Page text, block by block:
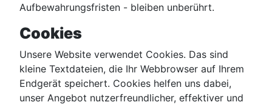
Aufbewahrungsfristen - bleiben unberührt.
Cookies
Unsere Website verwendet Cookies. Das sind
kleine Textdateien, die Ihr Webbrowser auf Ihrem
Endgerät speichert. Cookies helfen uns dabei,
unser Angebot nutzerfreundlicher, effektiver und